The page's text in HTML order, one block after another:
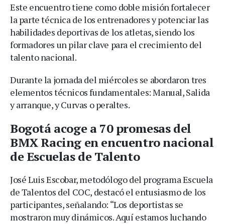
Este encuentro tiene como doble misión fortalecer
la parte técnica de los entrenadores y potenciar las
habilidades deportivas de los atletas, siendo los
formadores un pilar clave para el crecimiento del
talento nacional.
Durante la jornada del miércoles se abordaron tres
elementos técnicos fundamentales: Manual, Salida
y arranque, y Curvas o peraltes.
Bogotá acoge a 70 promesas del
BMX Racing en encuentro nacional
de Escuelas de Talento
José Luis Escobar, metodólogo del programa Escuela
de Talentos del COC, destacó el entusiasmo de los
participantes, señalando: “Los deportistas se
mostraron muy dinámicos. Aquí estamos luchando